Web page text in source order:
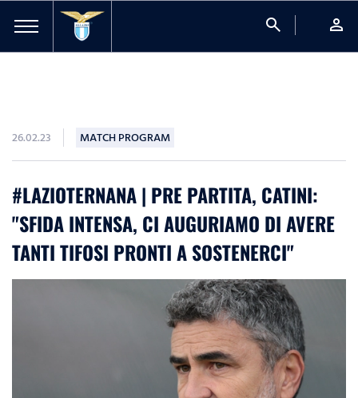
search person
26.02.23 MATCH PROGRAM
#LAZIOTERNANA | PRE PARTITA, CATINI:
"SFIDA INTENSA, CI AUGURIAMO DI AVERE
TANTI TIFOSI PRONTI A SOSTENERCI"